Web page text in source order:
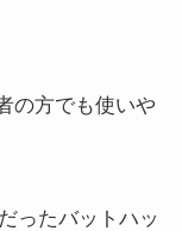
の方でも使いや
ったバットハッ